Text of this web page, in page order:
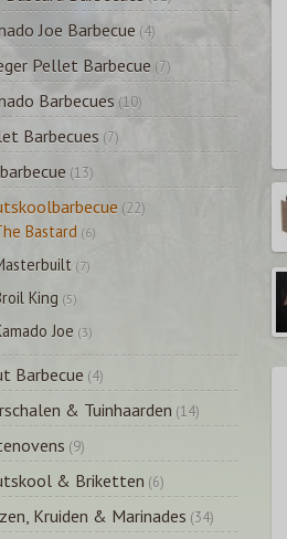
Joe Barbecue (4)
Pellet Barbecue (7)
Barbecues (10)
Barbecues (7)
(13)
(22)
Bastard (6)
(7)
King (5)
Joe (3)
Barbecue (4)
& Tuinhaarden (14)
(9)
& Briketten (6)
Kruiden & Marinades (34)